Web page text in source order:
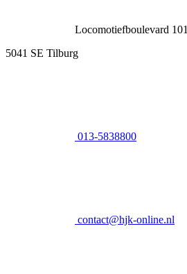
Locomotiefboulevard 101
5041 SE Tilburg
013-5838800
contact@hjk-online.nl